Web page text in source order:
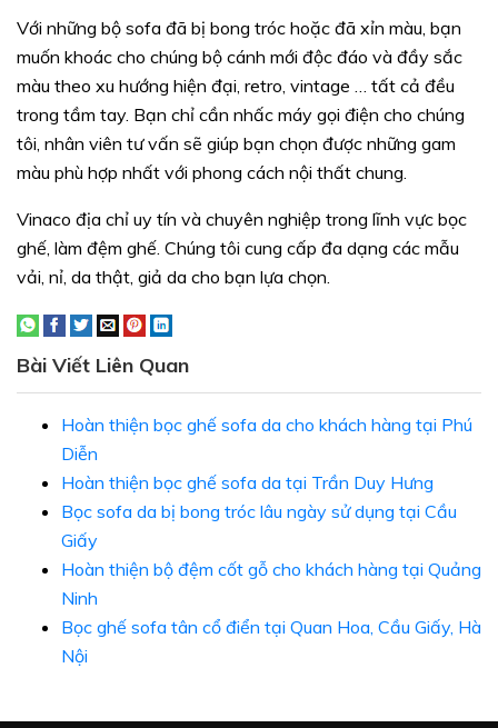
Với những bộ sofa đã bị bong tróc hoặc đã xỉn màu, bạn
muốn khoác cho chúng bộ cánh mới độc đáo và đầy sắc
màu theo xu hướng hiện đại, retro, vintage … tất cả đều
trong tầm tay. Bạn chỉ cần nhấc máy gọi điện cho chúng
tôi, nhân viên tư vấn sẽ giúp bạn chọn được những gam
màu phù hợp nhất với phong cách nội thất chung.
Vinaco địa chỉ uy tín và chuyên nghiệp trong lĩnh vực bọc
ghế, làm đệm ghế. Chúng tôi cung cấp đa dạng các mẫu
vải, nỉ, da thật, giả da cho bạn lựa chọn.
Bài Viết Liên Quan
Hoàn thiện bọc ghế sofa da cho khách hàng tại Phú
Diễn
Hoàn thiện bọc ghế sofa da tại Trần Duy Hưng
Bọc sofa da bị bong tróc lâu ngày sử dụng tại Cầu
Giấy
Hoàn thiện bộ đệm cốt gỗ cho khách hàng tại Quảng
Ninh
Bọc ghế sofa tân cổ điển tại Quan Hoa, Cầu Giấy, Hà
Nội